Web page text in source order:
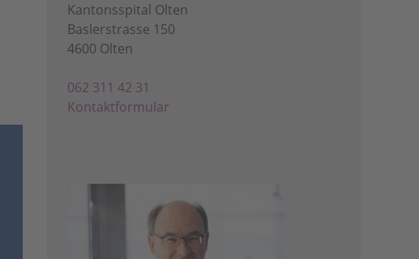
Kantonsspital Olten
Baslerstrasse 150
4600 Olten
062 311 42 31
Kontaktformular